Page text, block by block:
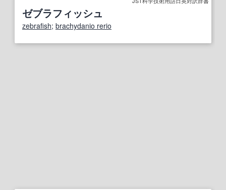
ゼブラフィッシュ
zebrafish; brachydanio rerio